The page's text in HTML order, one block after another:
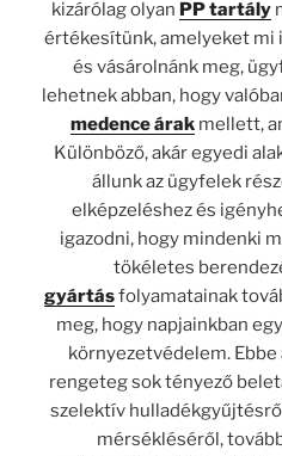
kizárólag olyan PP tartály
értékesítünk, amelyeket mi
és vásárolnánk meg,
lehetnek abban, hogy
medence árakmellett,
Különböző, akár egyedi
állunk az ügyfelek
elképzeléshez és
igazodni, hogy mindenki
tökéletes
gyártásfolyamatainak
meg, hogy napjainkban
környezetvédelem.
rengeteg sok tényező
szelektív
mérsékléséről,